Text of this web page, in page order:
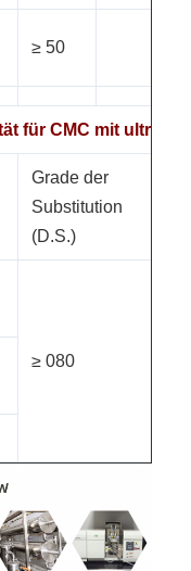
≥ 50
für CMC mit
Grade der
Substitution
(D.S.)
≥ 080